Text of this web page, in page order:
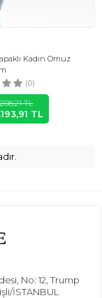
Kadın Omuz
(0)
TL
TL
No: 12, Trump
İSTANBUL